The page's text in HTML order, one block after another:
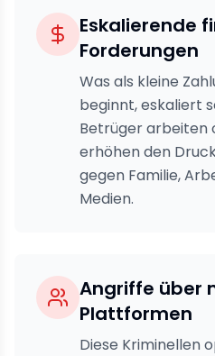
Eskalierende
Forderungen
Was als kleine
beginnt, eskaliert
Betrüger arbeiten
erhöhen den
gegen Familie,
Medien.
Angriffe über
Plattformen
Diese Kriminellen